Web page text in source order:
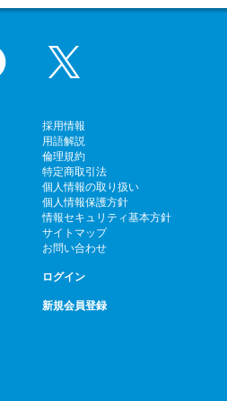
Facebook
採用情報
用語解説
倫理規約
特定商取引法
個人情報の取り扱い
個人情報保護方針
情報セキュリティ基本方針
サイトマップ
お問い合わせ
ログイン
新規会員登録